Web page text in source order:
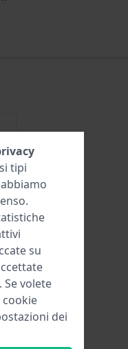
tipi
su
Se volete
cookie
dei